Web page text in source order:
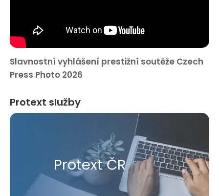
Slavnostní vyhlášení prestižní soutěže Czech
Press Photo 2026
Protext služby
Protext ČR